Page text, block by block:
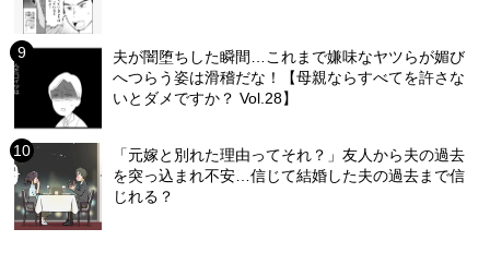
夫が闇堕ちした瞬間…これまで嫌味なヤツらが媚び
へつらう姿は滑稽だな！【母親ならすべてを許さな
いとダメですか？ Vol.28】
「元嫁と別れた理由ってそれ？」友人から夫の過去
を突っ込まれ不安…信じて結婚した夫の過去まで信
じれる？